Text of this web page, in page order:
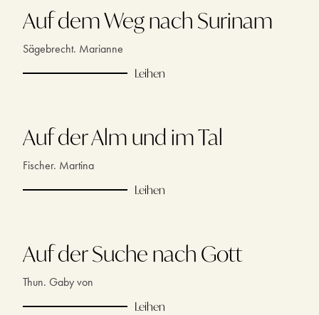
Auf dem Weg nach Surinam
Sägebrecht. Marianne
Leihen
Auf der Alm und im Tal
Fischer. Martina
Leihen
Auf der Suche nach Gott
Thun. Gaby von
Leihen